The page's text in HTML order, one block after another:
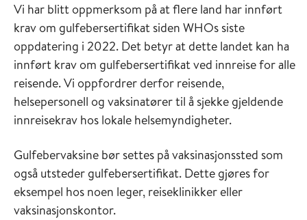
Vi har blitt oppmerksom på at flere land har innført
krav om gulfebersertifikat siden WHOs siste
oppdatering i 2022. Det betyr at dette landet kan ha
innført krav om gulfebersertifikat ved innreise for alle
reisende. Vi oppfordrer derfor reisende,
helsepersonell og vaksinatører til å sjekke gjeldende
innreisekrav hos lokale helsemyndigheter.
Gulfebervaksine bør settes på vaksinasjonssted som
også utsteder gulfebersertifikat. Dette gjøres for
eksempel hos noen leger, reiseklinikker eller
vaksinasjonskontor.